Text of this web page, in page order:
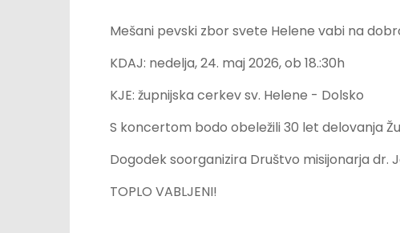
Mešani pevski zbor svete Helene vabi na
KDAJ: nedelja, 24. maj 2026, ob 18.:30h
KJE: župnijska cerkev sv. Helene - Dolsko
S koncertom bodo obeležili 30 let delovanja
Dogodek soorganizira Društvo misijonarja dr.
TOPLO VABLJENI!